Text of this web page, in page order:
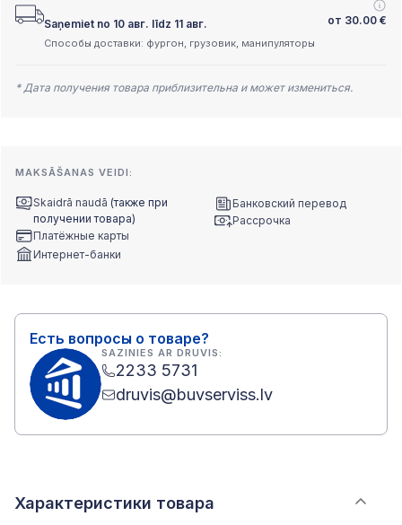
Saņemiet no 10 авг. līdz 11 авг. от 30.00 €
Способы доставки: фургон, грузовик, манипуляторы
* Дата получения товара приблизительна и может измениться.
MAKSĀŠANAS VEIDI:
Skaidrā naudā (также при
получении товара)
Платёжные карты
Интернет-банки
Банковский перевод
Рассрочка
Есть вопросы о товаре?
SAZINIES AR DRUVIS:
2233 5731
druvis@buvserviss.lv
Характеристики товара